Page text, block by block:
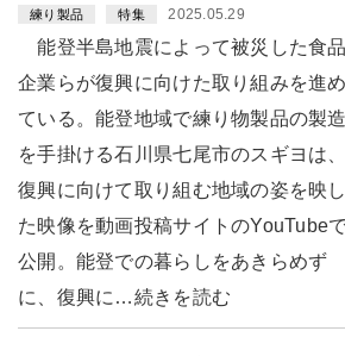
練り製品 特集 2025.05.29
能登半島地震によって被災した食品
企業らが復興に向けた取り組みを進め
ている。能登地域で練り物製品の製造
を手掛ける石川県七尾市のスギヨは、
復興に向けて取り組む地域の姿を映し
た映像を動画投稿サイトのYouTube
公開。能登での暮らしをあきらめず
に、復興に…続きを読む